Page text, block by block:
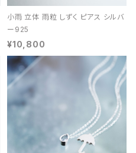
小雨 立体 雨粒 しずく ピアス シルバ
ー925
¥10,800